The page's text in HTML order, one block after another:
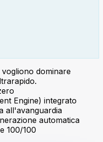
dominare
Engine) integrato
all'avanguardia
automatica
100/100